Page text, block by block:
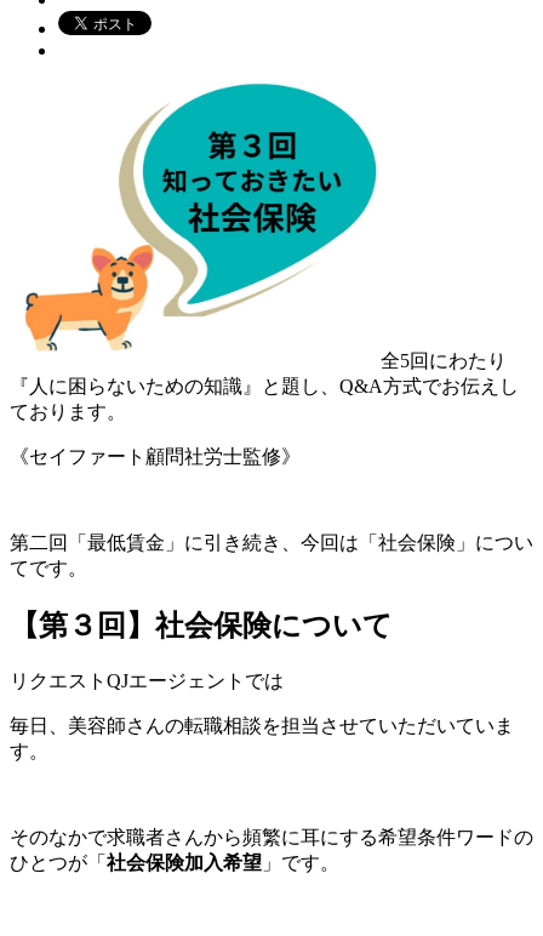
全5回にわたり
『人に困らないための知識』と題し、Q&A方式でお伝えし
ております。
《セイファート顧問社労士監修》
第二回「最低賃金」に引き続き、今回は「社会保険」につい
てです。
【第３回】社会保険について
リクエストQJエージェントでは
毎日、美容師さんの転職相談を担当させていただいていま
す。
そのなかで求職者さんから頻繁に耳にする希望条件ワードの
ひとつが「 社会保険加入希望 」です。